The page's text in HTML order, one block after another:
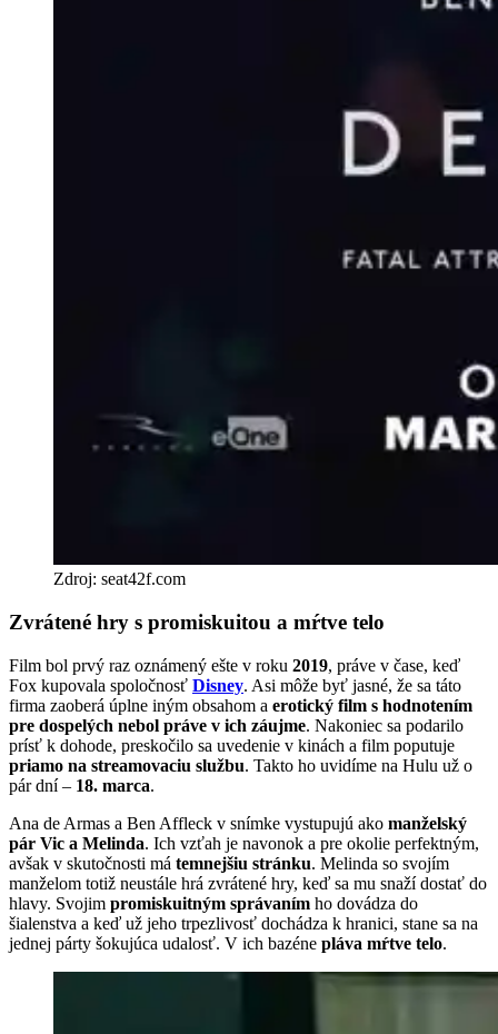
Zdroj: seat42f.com
Zvrátené hry s promiskuitou a mŕtve telo
Film bol prvý raz oznámený ešte v roku 2019, práve v čase, keď
Fox kupovala spoločnosť Disney. Asi môže byť jasné, že sa táto
firma zaoberá úplne iným obsahom a erotický film s hodnotením
pre dospelých nebol práve v ich záujme. Nakoniec sa podarilo
prísť k dohode, preskočilo sa uvedenie v kinách a film poputuje
priamo na streamovaciu službu. Takto ho uvidíme na Hulu už o
pár dní – 18. marca.
Ana de Armas a Ben Affleck v snímke vystupujú ako manželský
pár Vic a Melinda. Ich vzťah je navonok a pre okolie perfektným,
avšak v skutočnosti má temnejšiu stránku. Melinda so svojím
manželom totiž neustále hrá zvrátené hry, keď sa mu snaží dostať do
hlavy. Svojim promiskuitným správaním ho dovádza do
šialenstva a keď už jeho trpezlivosť dochádza k hranici, stane sa na
jednej párty šokujúca udalosť. V ich bazéne pláva mŕtve telo.